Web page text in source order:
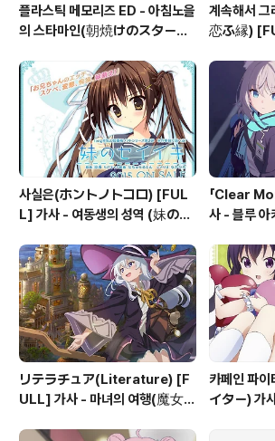
플라스틱 메모리즈 ED - 아침노을
의 스타마인(朝焼けのスターマ
계속해서
恋ふ縁)
사실은(ホントノトコロ) [FUL
L] 가사 - 여동생의 성역 (妹のセ
「Clear
사 - 블루 아
リテラチュア(Literature) [F
ULL] 가사 - 마녀의 여행(魔女の
카페인 파
イター) 가